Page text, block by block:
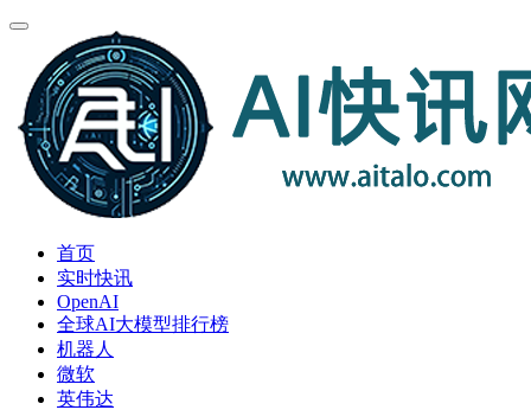
首页
实时快讯
OpenAI
全球AI大模型排行榜
机器人
微软
英伟达